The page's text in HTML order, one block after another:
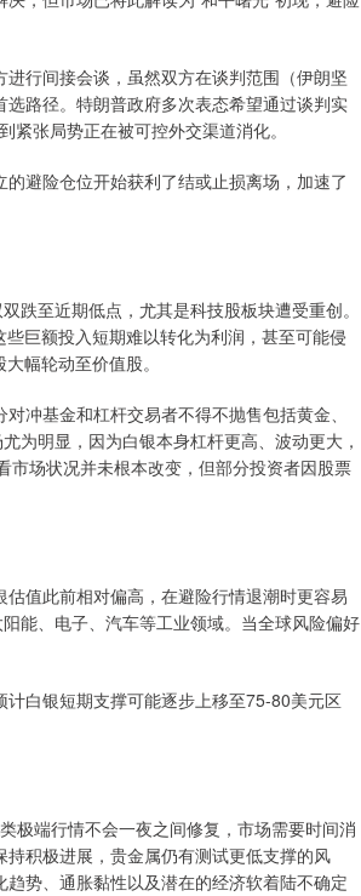
行间接会谈，虽然双方在谈判范围（伊朗坚
路径。特朗普政府多次表态希望通过谈判实
紧张局势正在被可控外交渠道消化。
避险仓位开始获利了结或止损离场，加速了
至近期低点，尤其是科技股板块遭受重创。
巨额投入短期难以转化为利润，甚至可能侵
幅轮动至价值股。
基金和杠杆交易者不得不抛售包括黄金、
为明显，因为白银本身杠杆更高、波动更大，
市场状况并未根本改变，但部分投资者因股票
值此前相对偏高，在避险行情退潮时更容易
能、电子、汽车等工业领域。当全球风险偏好
白银短期支撑可能逐步上移至75-80美元区
端行情不会一夜之间修复，市场需要时间消
积极进展，贵金属仍有测试更低支撑的风
势、通胀黏性以及潜在的经济软着陆不确定